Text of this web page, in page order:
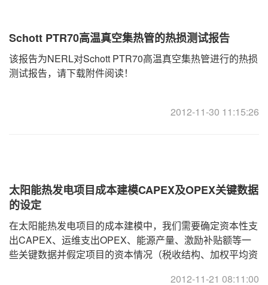
Schott PTR70高温真空集热管的热损测试报告
该报告为NERL对Schott PTR70高温真空集热管进行的热损
测试报告，请下载附件阅读！
2012-11-30 11:15:26
太阳能热发电项目成本建模CAPEX及OPEX关键数据
的设定
在太阳能热发电项目的成本建模中，我们需要确定资本性支
出CAPEX、运维支出OPEX、能源产量、激励补贴额等一
些关键数据并假定项目的资本情况（税收结构、加权平均资
2012-11-21 08:11:00